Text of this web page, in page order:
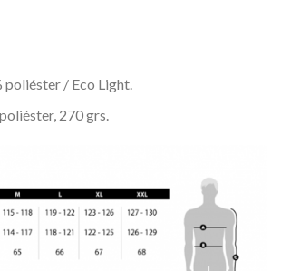
poliéster / Eco Light.
270 grs.